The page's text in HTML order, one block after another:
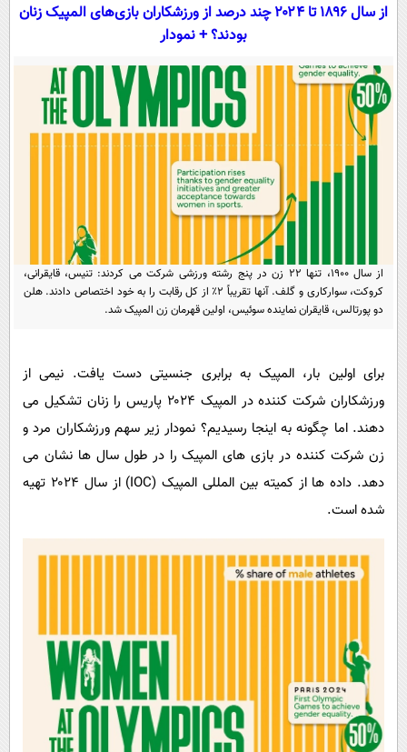
اقتصادی
خودرو
جامعه
اجتماعی
حوادث
سلامت
یک برش دانایی
محیط زیست
سفر و تفریح
ورزشی
بین الملل
سیاست خارجی
فرهنگ و هنر
علم و دانش
فناوری و It
علمی
قرآن
گوناگون
باشگاه مغز
مجله تصویری سلاح
ورزش
فناوری
گوناگون
حوادث
محیط زیست
فرهنگی
عصر ایران 2
خواندنی ها و دیدنی ها
آشپزی
دانلود
آموزش زبان
از سال ۱۸۹۶ تا ۲۰۲۴ چند درصد از ورزشکاران بازی‌های المپیک زنان
بودند؟ + نمودار
از سال ۱۹۰۰، تنها ۲۲ زن در پنج رشته ورزشی شرکت می کردند: تنیس، قایقرانی،
کروکت، سوارکاری و گلف. آنها تقریباً ۲٪ از کل رقابت را به خود اختصاص دادند. هلن
دو پورتالس، قایقران نماینده سوئیس، اولین قهرمان زن المپیک شد.
برای اولین بار، المپیک به برابری جنسیتی دست یافت. نیمی از
ورزشکاران شرکت کننده در المپیک ۲۰۲۴ پاریس را زنان تشکیل می
دهند. اما چگونه به اینجا رسیدیم؟ نمودار زیر سهم ورزشکاران مرد و
زن شرکت کننده در بازی های المپیک را در طول سال ها نشان می
دهد. داده ها از کمیته بین المللی المپیک (IOC) از سال ۲۰۲۴ تهیه
شده است.